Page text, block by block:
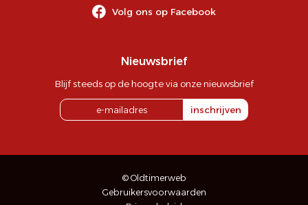
Volg ons op Facebook
Nieuwsbrief
Blijf steeds op de hoogte via onze nieuwsbrief
inschrijven
© Oldtimerweb
Gebruikersvoorwaarden